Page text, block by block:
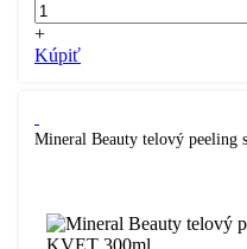
+
Kúpiť
Mineral Beauty telový peeling